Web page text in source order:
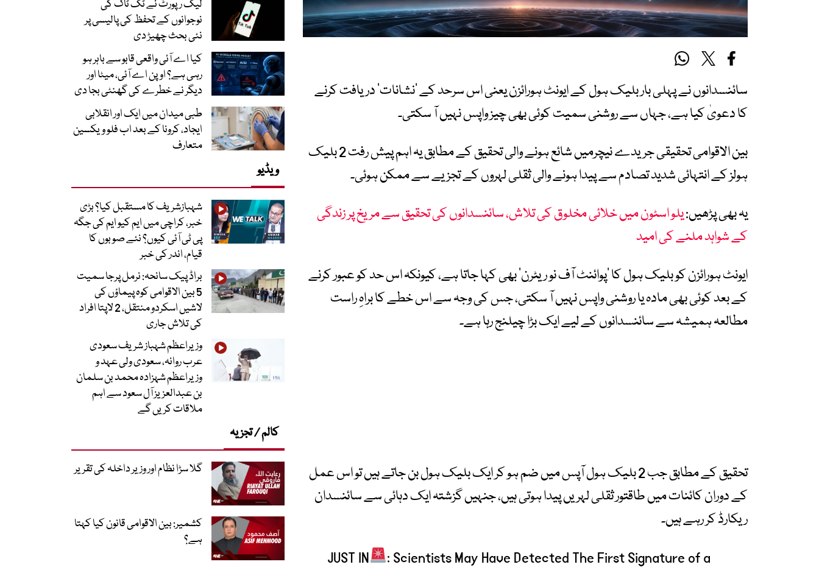
سائنسدانوں نے پہلی بار بلیک ہول کے ایونٹ ہورائزن یعنی اس سرحد کے ‘نشانات’ دریافت کرنے
کا دعویٰ کیا ہے، جہاں سے روشنی سمیت کوئی بھی چیز واپس نہیں آ سکتی۔
بین الاقوامی تحقیقی جریدے نیچرمیں شائع ہونے والی تحقیق کے مطابق یہ اہم پیش رفت 2 بلیک
ہولز کے انتہائی شدید تصادم سے پیدا ہونے والی ثقلی لہروں کے تجزیے سے ممکن ہوئی۔
یہ بھی پڑھیں:یلو اسٹون میں خلائی مخلوق کی تلاش، سائنسدانوں کی تحقیق سے مریخ پر زندگی
کے شواہد ملنے کی امید
ایونٹ ہورائزن کو بلیک ہول کا ‘پوائنٹ آف نو ریٹرن’ بھی کہا جاتا ہے، کیونکہ اس حد کو عبور کرنے
کے بعد کوئی بھی مادہ یا روشنی واپس نہیں آ سکتی، جس کی وجہ سے اس خطے کا براہِ راست
مطالعہ ہمیشہ سے سائنسدانوں کے لیے ایک بڑا چیلنج رہا ہے۔
تحقیق کے مطابق جب 2 بلیک ہول آپس میں ضم ہو کر ایک بلیک ہول بن جاتے ہیں تو اس عمل
کے دوران کائنات میں طاقتور ثقلی لہریں پیدا ہوتی ہیں، جنہیں گزشتہ ایک دہائی سے سائنسدان
ریکارڈ کر رہے ہیں۔
JUST IN
: Scientists May Have Detected The First Signature of a
لیک رپورٹ نے ٹک ٹاک کی
نوجوانوں کے تحفظ کی پالیسی پر
نئی بحث چھیڑ دی
کیا اے آئی واقعی قابو سے باہر ہو
رہی ہے؟ اوپن اے آئی، میٹا اور
دیگر نے خطرے کی گھنٹی بجا دی
طبی میدان میں ایک اور انقلابی
ایجاد، کرونا کے بعد اب فلو ویکسین
متعارف
ویڈیو
شہبازشریف کا مستقبل کیا؟ بڑی
خبر، کراچی میں ایم کیو ایم کی جگہ
پی ٹی آئی کیوں؟ نئے صوبوں کا
قیام، اندر کی خبر
براڈ پیک سانحہ: نرمل پرجا سمیت
5 بین الاقوامی کوہ پیماؤں کی
لاشیں اسکردو منتقل، 2 لاپتا افراد
کی تلاش جاری
وزیراعظم شہباز شریف سعودی
عرب روانہ، سعودی ولی عہد و
وزیراعظم شہزادہ محمد بن سلمان
بن عبدالعزیز آل سعود سے اہم
ملاقات کریں گے
کالم / تجزیہ
گلا سڑا نظام اور وزیر داخلہ کی تقریر
کشمیر: بین الاقوامی قانون کیا کہتا
ہے؟